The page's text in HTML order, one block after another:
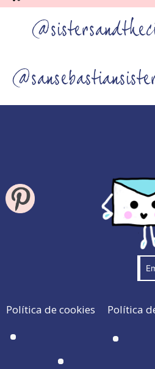
Política de cookies Política